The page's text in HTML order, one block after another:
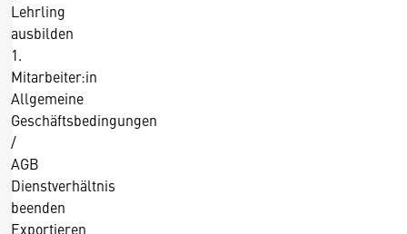
Lehrling
ausbilden
1.
Mitarbeiter:in
Allgemeine
Geschäftsbedingungen
/
AGB
Dienstverhältnis
beenden
Exportieren